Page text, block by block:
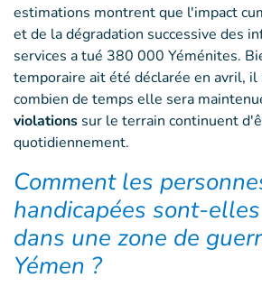
estimations montrent que l'impact
et de la dégradation successive des
services a tué 380 000 Yéménites.
temporaire ait été déclarée en avril, il
combien de temps elle sera
violations sur le terrain continuent
quotidiennement.
Comment les
handicapées sont-
dans une zone de
Yémen ?